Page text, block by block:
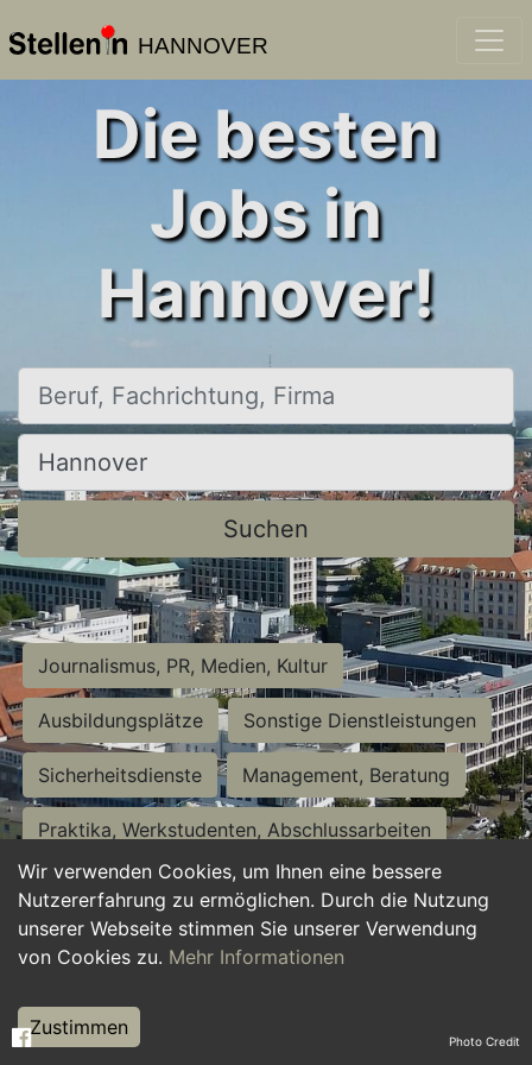
HANNOVER
Wir verwenden Cookies, um Ihnen eine bessere
Nutzererfahrung zu ermöglichen. Durch die Nutzung
unserer Webseite stimmen Sie unserer Verwendung
von Cookies zu. Mehr Informationen
Zustimmen
Die besten
Jobs in
Hannover!
Beruf, Fachrichtung, Firma
Ort, Stadt
Suchen
Journalismus, PR, Medien, Kultur
Ausbildungsplätze Sonstige Dienstleistungen
Sicherheitsdienste Management, Beratung
Praktika, Werkstudenten, Abschlussarbeiten
Personalwesen Assistenz, Sekretariat
Hilfskräfte, Aushilfs- und Nebenjobs
Weiterbildung, Studium, duale Ausbildung Photo Credit